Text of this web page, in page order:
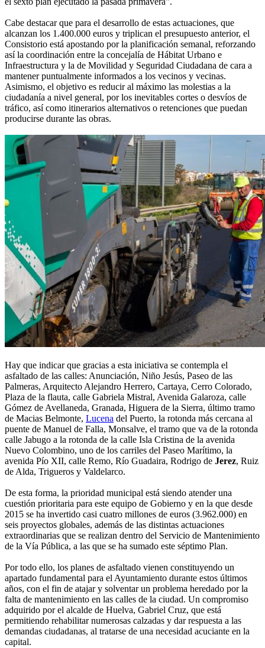
Cabe destacar que para el desarrollo de estas actuaciones, que
alcanzan los 1.400.000 euros y triplican el presupuesto anterior, el
Consistorio está apostando por la planificación semanal, reforzando
así la coordinación entre la concejalía de Hábitat Urbano e
Infraestructura y la de Movilidad y Seguridad Ciudadana de cara a
mantener puntualmente informados a los vecinos y vecinas.
Asimismo, el objetivo es reducir al máximo las molestias a la
ciudadanía a nivel general, por los inevitables cortes o desvíos de
tráfico, así como itinerarios alternativos o retenciones que puedan
producirse durante las obras.
Hay que indicar que gracias a esta iniciativa se contempla el
asfaltado de las calles: Anunciación, Niño Jesús, Paseo de las
Palmeras, Arquitecto Alejandro Herrero, Cartaya, Cerro Colorado,
Plaza de la flauta, calle Gabriela Mistral, Avenida Galaroza, calle
Gómez de Avellaneda, Granada, Higuera de la Sierra, último tramo
de Macias Belmonte, Lucena del Puerto, la rotonda más cercana al
puente de Manuel de Falla, Monsalve, el tramo que va de la rotonda
calle Jabugo a la rotonda de la calle Isla Cristina de la avenida
Nuevo Colombino, uno de los carriles del Paseo Marítimo, la
avenida Pío XII, calle Remo, Río Guadaira, Rodrigo de Jerez, Ruiz
de Alda, Trigueros y Valdelarco.
De esta forma, la prioridad municipal está siendo atender una
cuestión prioritaria para este equipo de Gobierno y en la que desde
2015 se ha invertido casi cuatro millones de euros (3.962.000) en
seis proyectos globales, además de las distintas actuaciones
extraordinarias que se realizan dentro del Servicio de Mantenimiento
de la Vía Pública, a las que se ha sumado este séptimo Plan.
Por todo ello, los planes de asfaltado vienen constituyendo un
apartado fundamental para el Ayuntamiento durante estos últimos
años, con el fin de atajar y solventar un problema heredado por la
falta de mantenimiento en las calles de la ciudad. Un compromiso
adquirido por el alcalde de Huelva, Gabriel Cruz, que está
permitiendo rehabilitar numerosas calzadas y dar respuesta a las
demandas ciudadanas, al tratarse de una necesidad acuciante en la
capital.